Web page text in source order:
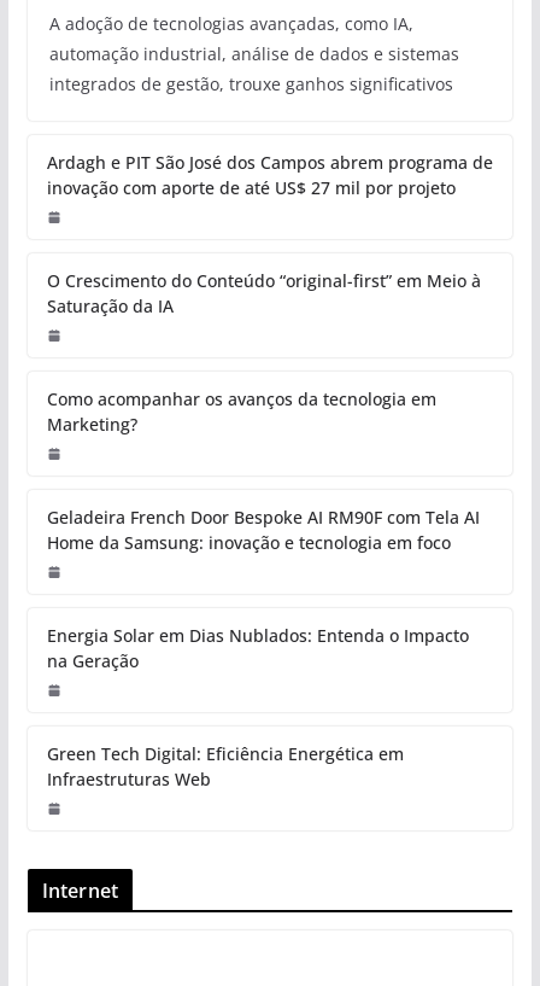
A adoção de tecnologias avançadas, como IA,
automação industrial, análise de dados e sistemas
integrados de gestão, trouxe ganhos significativos
Ardagh e PIT São José dos Campos abrem programa de
inovação com aporte de até US$ 27 mil por projeto
O Crescimento do Conteúdo “original-first” em Meio à
Saturação da IA
Como acompanhar os avanços da tecnologia em
Marketing?
Geladeira French Door Bespoke AI RM90F com Tela AI
Home da Samsung: inovação e tecnologia em foco
Energia Solar em Dias Nublados: Entenda o Impacto
na Geração
Green Tech Digital: Eficiência Energética em
Infraestruturas Web
Internet